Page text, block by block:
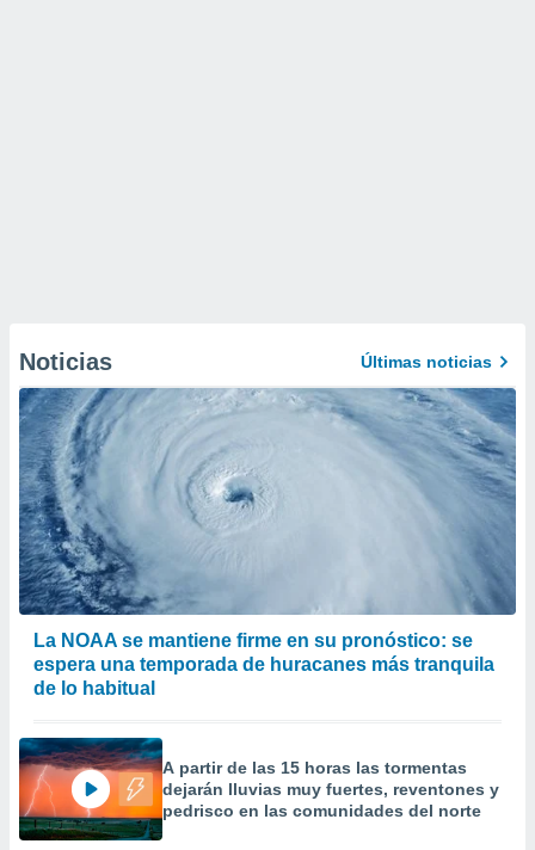
Noticias Últimas noticias
La NOAA se mantiene firme en su pronóstico: se
espera una temporada de huracanes más tranquila
de lo habitual
A partir de las 15 horas las tormentas
dejarán lluvias muy fuertes, reventones y
pedrisco en las comunidades del norte